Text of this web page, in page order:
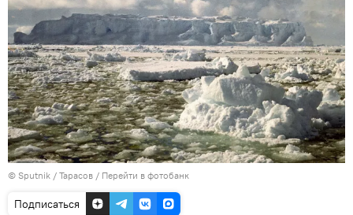
© Sputnik / Тарасов / Перейти в фотобанк
Подписаться